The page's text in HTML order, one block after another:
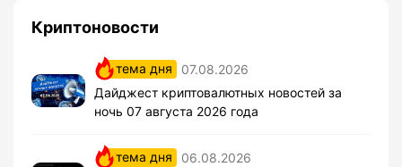
Криптоновости
тема дня
07.08.2026
Дайджест криптовалютных новостей за
ночь 07 августа 2026 года
тема дня
06.08.2026